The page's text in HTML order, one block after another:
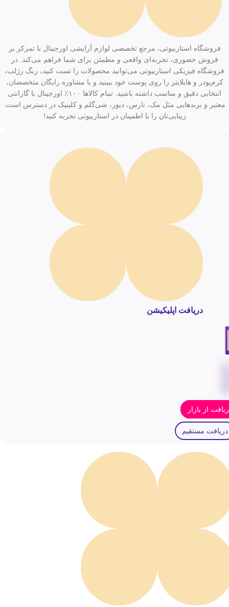
فروشگاه استاربیوتی، مرجع تخصصی لوازم آرایشی اورجینال با تمرکز بر
فروش حضوری، تجربه‌ای واقعی و مطمئن برای شما فراهم می‌کند. در
فروشگاه فیزیکی استاربیوتی می‌توانید محصولات را تست کنید، رنگ رژلب،
کرم‌پودر و هایلایتر را روی پوست خود ببینید و با مشاوره رایگان متخصصان،
انتخابی دقیق و مناسب داشته باشید. تمام کالاها ۱۰۰٪ اورجینال با گارانتی
معتبر و برندهایی مثل مک، نارس، دیور، شی‌گلم و کلینیک در دسترس است.
زیبایی‌تان را با اطمینان در استاربیوتی تجربه کنید!
دریافت اپلیکیشن
از بازار
دریافت مستقیم